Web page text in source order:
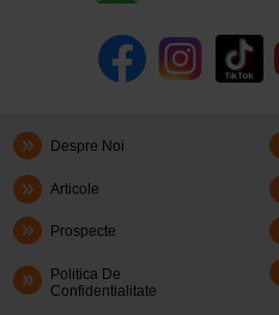
Despre Noi
Articole
Prospecte
Politica De
Confidentialitate